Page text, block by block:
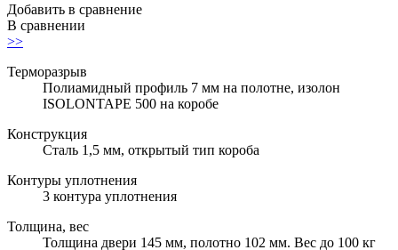
Добавить в сравнение
В сравнении
>>
Терморазрыв
Полиамидный профиль 7 мм на полотне, изолон
ISOLONTAPE 500 на коробе
Конструкция
Сталь 1,5 мм, открытый тип короба
Контуры уплотнения
3 контура уплотнения
Толщина, вес
Толщина двери 145 мм, полотно 102 мм. Вес до 100 кг